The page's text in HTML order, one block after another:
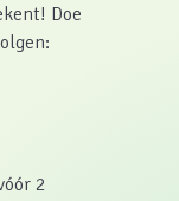
Doe
2